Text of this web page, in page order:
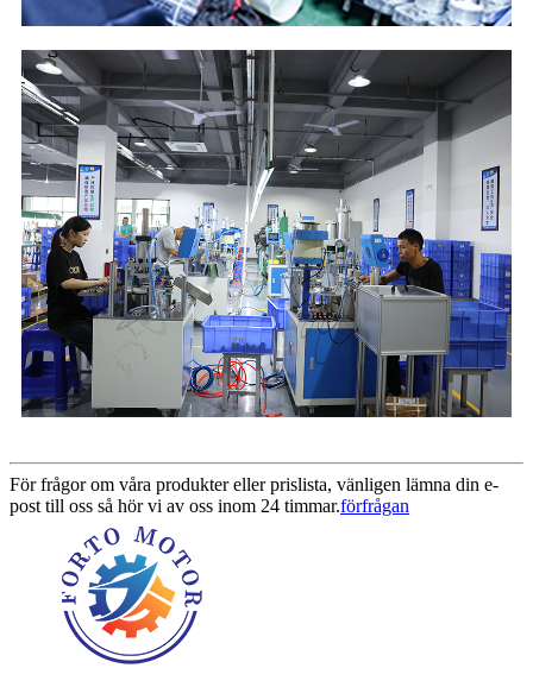
För frågor om våra produkter eller prislista, vänligen lämna din e-
post till oss så hör vi av oss inom 24 timmar.förfrågan